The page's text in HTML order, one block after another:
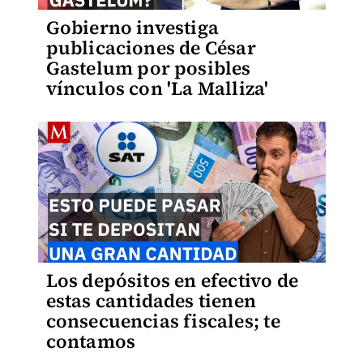
Gobierno investiga
publicaciones de César
Gastelum por posibles
vínculos con 'La Malliza'
Los depósitos en efectivo de
estas cantidades tienen
consecuencias fiscales; te
contamos